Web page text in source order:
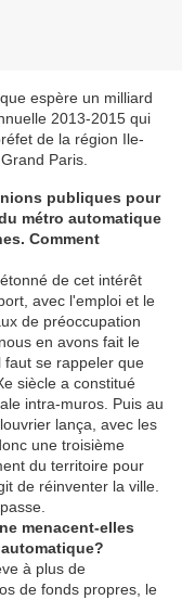
espère un milliard
2013-2015 qui
de la région Ile-
Paris.
publiques pour
métro automatique
Comment
de cet intérêt
avec l'emploi et le
de préoccupation
en avons fait le
faut se rappeler que
siècle a constitué
intra-muros. Puis au
lança, avec les
une troisième
du territoire pour
de réinventer la ville.
menacent-elles
à plus de
de fonds propres, le